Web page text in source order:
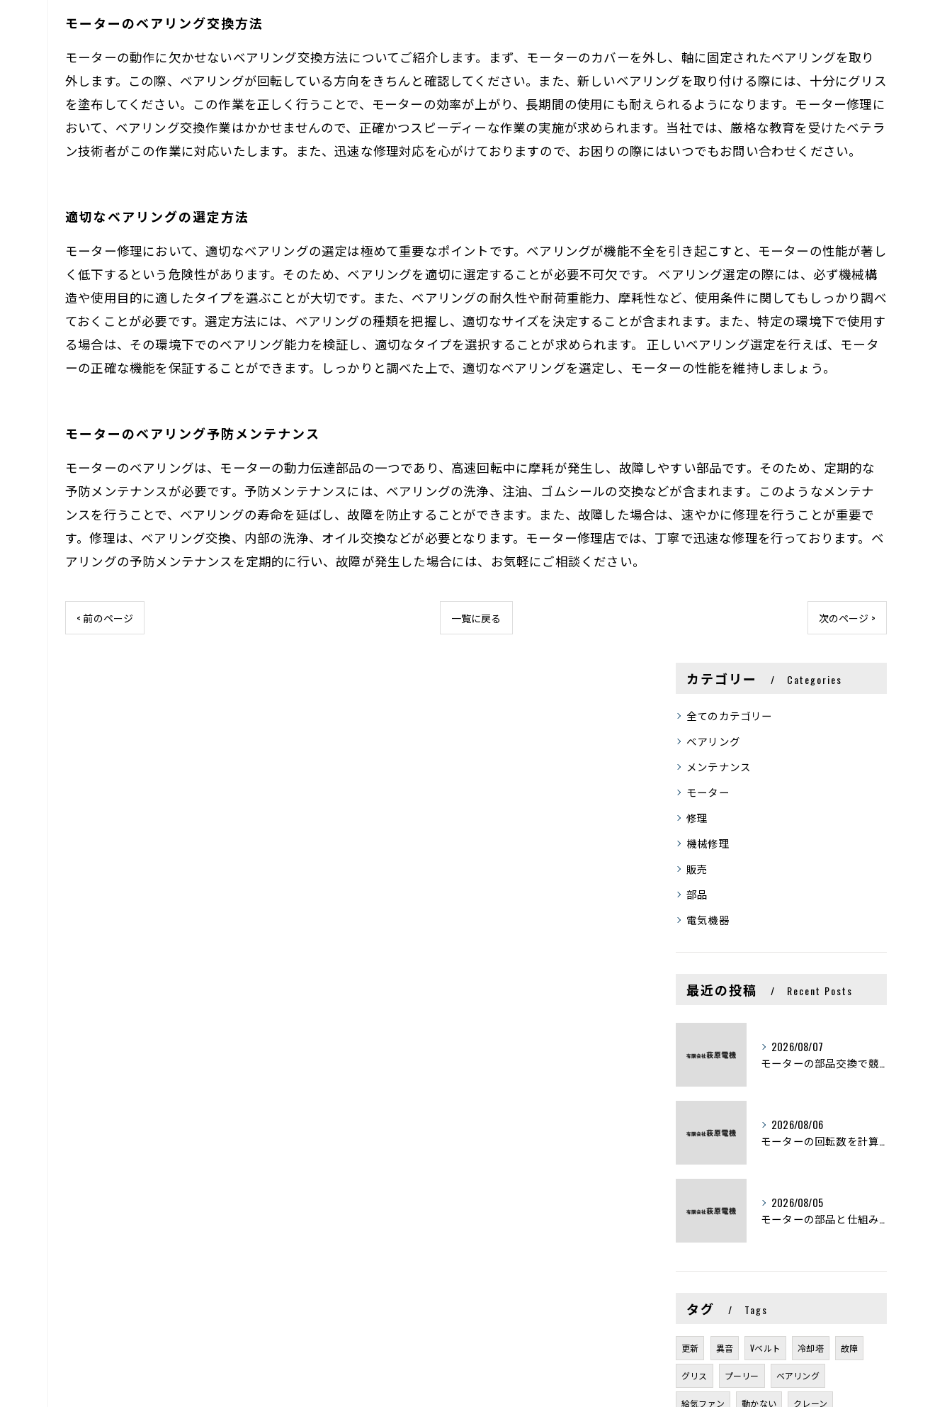
モーターのベアリング交換方法
モーターの動作に欠かせないベアリング交換方法についてご紹介します。まず、モーターのカバーを外し、軸に固定されたベアリングを取り
外します。この際、ベアリングが回転している方向をきちんと確認してください。また、新しいベアリングを取り付ける際には、十分にグリス
を塗布してください。この作業を正しく行うことで、モーターの効率が上がり、長期間の使用にも耐えられるようになります。モーター修理に
おいて、ベアリング交換作業はかかせませんので、正確かつスピーディーな作業の実施が求められます。当社では、厳格な教育を受けたベテラ
ン技術者がこの作業に対応いたします。また、迅速な修理対応を心がけておりますので、お困りの際にはいつでもお問い合わせください。
適切なベアリングの選定方法
モーター修理において、適切なベアリングの選定は極めて重要なポイントです。ベアリングが機能不全を引き起こすと、モーターの性能が著し
く低下するという危険性があります。そのため、ベアリングを適切に選定することが必要不可欠です。 ベアリング選定の際には、必ず機械構
造や使用目的に適したタイプを選ぶことが大切です。また、ベアリングの耐久性や耐荷重能力、摩耗性など、使用条件に関してもしっかり調べ
ておくことが必要です。選定方法には、ベアリングの種類を把握し、適切なサイズを決定することが含まれます。また、特定の環境下で使用す
る場合は、その環境下でのベアリング能力を検証し、適切なタイプを選択することが求められます。 正しいベアリング選定を行えば、モータ
ーの正確な機能を保証することができます。しっかりと調べた上で、適切なベアリングを選定し、モーターの性能を維持しましょう。
モーターのベアリング予防メンテナンス
モーターのベアリングは、モーターの動力伝達部品の一つであり、高速回転中に摩耗が発生し、故障しやすい部品です。そのため、定期的な
予防メンテナンスが必要です。予防メンテナンスには、ベアリングの洗浄、注油、ゴムシールの交換などが含まれます。このようなメンテナ
ンスを行うことで、ベアリングの寿命を延ばし、故障を防止することができます。また、故障した場合は、速やかに修理を行うことが重要で
す。修理は、ベアリング交換、内部の洗浄、オイル交換などが必要となります。モーター修理店では、丁寧で迅速な修理を行っております。ベ
アリングの予防メンテナンスを定期的に行い、故障が発生した場合には、お気軽にご相談ください。
< 前のページ 一覧に戻る 次のページ >
カテゴリー Categories
全てのカテゴリー
ベアリング
メンテナンス
モーター
修理
機械修理
販売
部品
電気機器
最近の投稿 Recent Posts
2026/08/07
モーターの部品交換で競艇予想力を高める基礎知識と実費負担のポイント
2026/08/06
モーターの回転数を計算から実践まで徹底解説
2026/08/05
モーターの部品と仕組みを図解で学ぶ基礎知識まとめ
タグ Tags
更新 異音 Vベルト 冷却塔 故障
グリス プーリー ベアリング
給気ファン 動かない クレーン